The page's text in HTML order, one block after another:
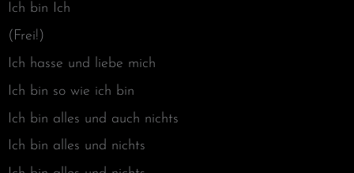
Ich bin Ich
(Frei!)
Ich hasse und liebe mich
Ich bin so wie ich bin
Ich bin alles und auch nichts
Ich bin alles und nichts